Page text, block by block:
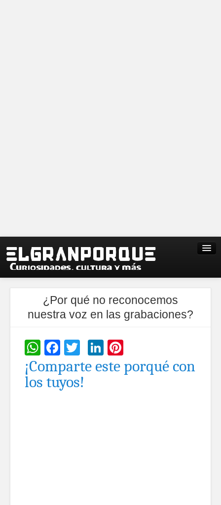
¿Por qué no reconocemos
nuestra voz en las grabaciones?
WhatsApp
Facebook
TwitterLinkedIn
¡Comparte este porqué con
los tuyos!